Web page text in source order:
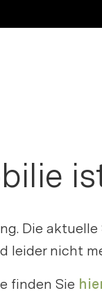
Login
Die
leider nicht
finden Sie